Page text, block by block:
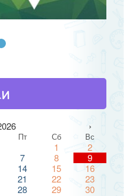
›
Пт Сб Вс
1
2
7 8
9
14 15
16
21 22
23
28 29
30